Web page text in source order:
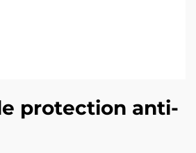
protection anti-